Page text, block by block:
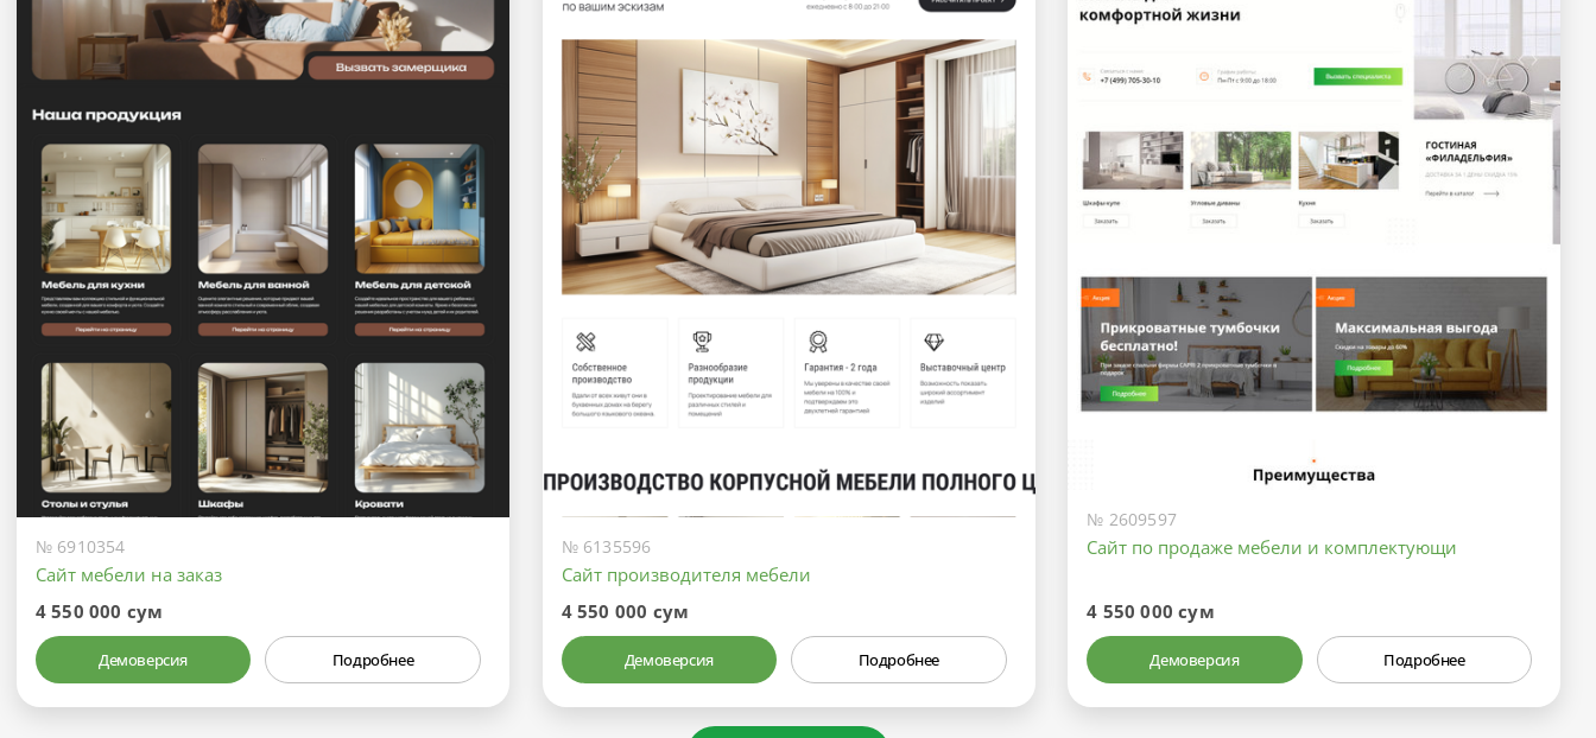
№ 6910354
Сайт мебели на заказ
4 550 000 сум
Демоверсия Подробнее
№ 6135596
Сайт производителя мебели
4 550 000 сум
Демоверсия Подробнее
№ 2609597
Сайт по продаже мебели и комплектующи
4 550 000 сум
Демоверсия Подробнее